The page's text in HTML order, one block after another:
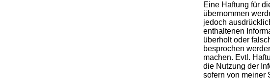
Eine Haftung für
übernommen
jedoch
enthaltenen
überholt oder
besprochen
machen. Evtl.
die Nutzung der
sofern von meiner